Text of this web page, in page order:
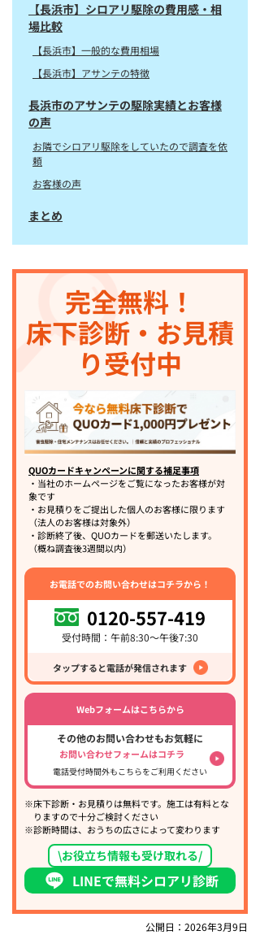
【長浜市】シロアリ駆除の費用感・相
場比較
【長浜市】一般的な費用相場
【長浜市】アサンテの特徴
長浜市のアサンテの駆除実績とお客様
の声
お隣でシロアリ駆除をしていたので調査を依
頼
お客様の声
まとめ
完全無料！
床下診断・お見積
り受付中
QUOカードキャンペーンに関する補足事項
・当社のホームページをご覧になったお客様が対
象です
・お見積りをご提出した個人のお客様に限ります
（法人のお客様は対象外）
・診断終了後、QUOカードを郵送いたします。
（概ね調査後3週間以内）
お電話でのお問い合わせはコチラから！
0120-557-419
受付時間：午前8:30～午後7:30
タップすると電話が発信されます
Webフォームはこちらから
その他のお問い合わせもお気軽に
お問い合わせフォームはコチラ
電話受付時間外もこちらをご利用ください
※床下診断・お見積りは無料です。施工は有料とな
りますので十分ご検討ください
※診断時間は、おうちの広さによって変わります
\お役立ち情報も受け取れる/
LINEで無料シロアリ診断
公開日：2026年3月9日